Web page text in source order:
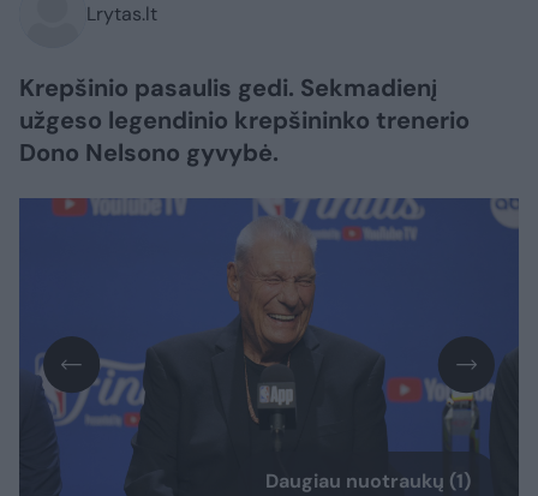
Lrytas.lt
Krepšinio pasaulis gedi. Sekmadienį
užgeso legendinio krepšininko trenerio
Dono Nelsono gyvybė.
Daugiau nuotraukų (1)